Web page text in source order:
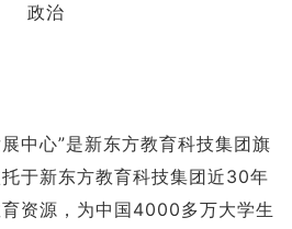
政治
中心”是新东方教育科技集团旗
于新东方教育科技集团近30年
资源，为中国4000多万大学生